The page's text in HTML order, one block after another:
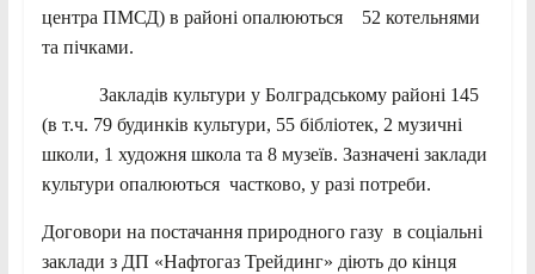
центра ПМСД) в районі опалюються 52 котельнями
та пічками.
Закладів культури у Болградському районі 145
(в т.ч. 79 будинків культури, 55 бібліотек, 2 музичні
школи, 1 художня школа та 8 музеїв. Зазначені заклади
культури опалюються частково, у разі потреби.
Договори на постачання природного газу в соціальні
заклади з ДП «Нафтогаз Трейдинг» діють до кінця